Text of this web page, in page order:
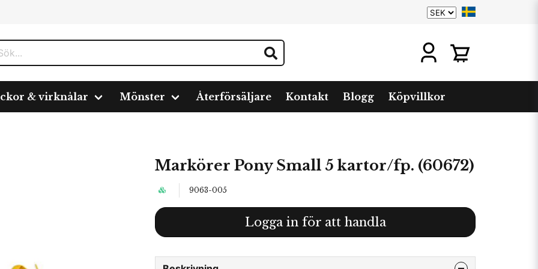
& virknålar Mönster Återförsäljare Kontakt Blogg Köpvillkor
Markörer Pony Small 5 kartor/fp. (60672)
9063-005
Logga in för att handla